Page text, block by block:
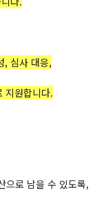
, 심사 대응,
지원합니다.
으로 남을 수 있도록,